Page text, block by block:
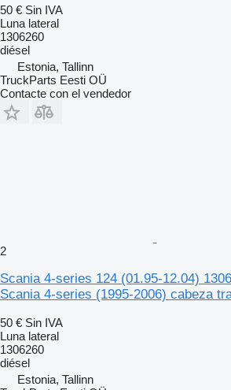
50 € Sin IVA
Luna lateral
1306260
diésel
Estonia, Tallinn
TruckParts Eesti OÜ
Contacte con el vendedor
2
Scania 4-series 124 (01.95-12.04)
Scania 4-series (1995-2006) cabeza
50 € Sin IVA
Luna lateral
1306260
diésel
Estonia, Tallinn